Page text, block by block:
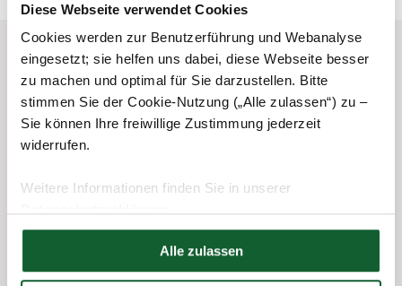
Diese Webseite verwendet Cookies
Cookies werden zur Benutzerführung und Webanalyse
eingesetzt; sie helfen uns dabei, diese Webseite besser
zu machen und optimal für Sie darzustellen. Bitte
stimmen Sie der Cookie-Nutzung („Alle zulassen“) zu –
Sie können Ihre freiwillige Zustimmung jederzeit
widerrufen.
Weitere Informationen finden Sie in unserer
Hier finden Sie unserImpressum
Alle zulassen
Das könnte Sie auch interessieren